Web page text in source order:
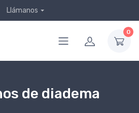
Llámanos
0
de diadema